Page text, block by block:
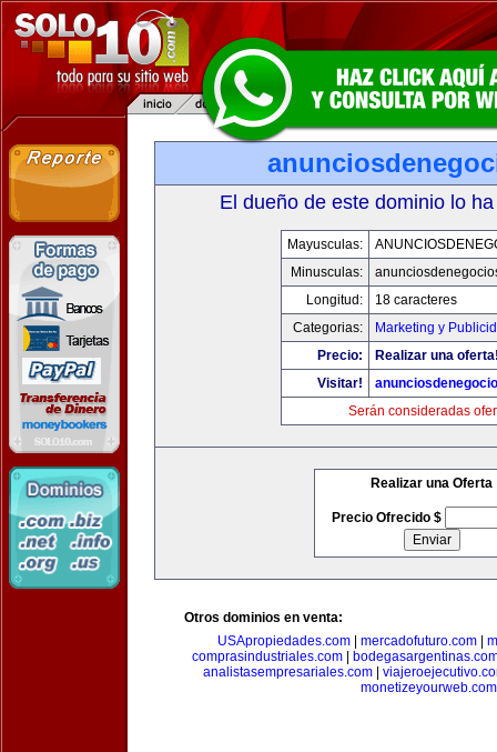
El dueño de este dominio lo
Mayusculas:
Minusculas:
Longitud:
18 caracteres
Categorias:
Marketing y
Precio:
Realizar una
Visitar!
Serán consideradas
Realizar una Oferta
Precio Ofrecido $
Otros dominios en venta:
USApropiedades.com| mercadofuturo.com|
comprasindustriales.com
analistasempresariales.com
monetizeyourweb.com